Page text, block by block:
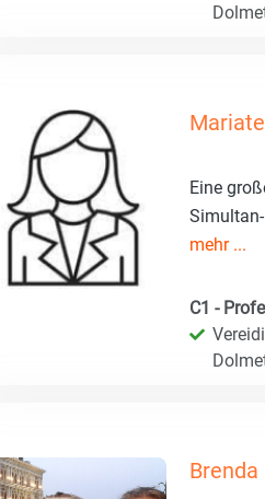
Eine
mehr ...
C1 -
Brenda